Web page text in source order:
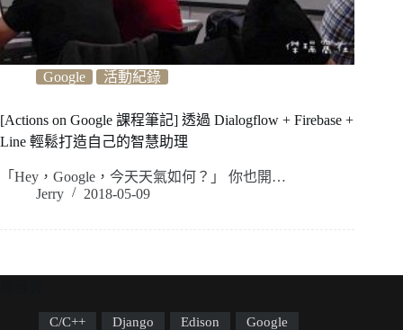
Google 活動紀錄
[Actions on Google 課程筆記] 透過 Dialogflow + Firebase +
Line 輕鬆打造自己的智慧助理
「Hey，Google，今天天氣如何？」 你也開…
Jerry
2018-05-09
C/C++ Django Edison
Google